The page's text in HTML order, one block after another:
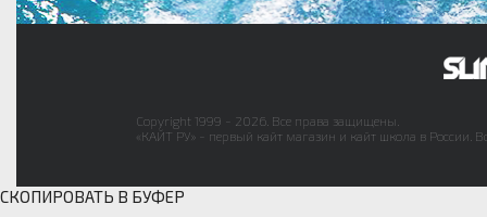
Copyright 1999 - 2026. Все права защищены.
«КАЙТ РУ» - первый кайт магазин и кайт школа в России.
СКОПИРОВАТЬ В БУФЕР